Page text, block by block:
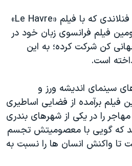
آکی کوریسماکی فیلمساز فنلاندی که با فیلم «Le Havre»
فیلم فرانسوی زبان خود در
کن شرکت کرده؛ به این
است.
سینمای اندیشه ورز و
فیلم برآمده از فضایی اساطیری
را در یکی از شهرهای بندری
که گویی با معصومیتش تجسم
تا واکنش انسان ها را نسبت به